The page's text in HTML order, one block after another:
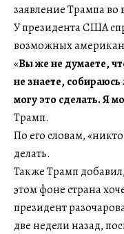
заявление Трампа
У президента США
возможных
«Вы же не думаете,
не знаете, собираюсь
могу это сделать. Я
Трамп.
По его словам,
делать.
Также Трамп
этом фоне страна
президент
две недели назад,